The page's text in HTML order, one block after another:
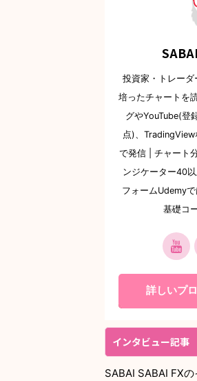
投資家・トレー
培ったチャートを
グやYouTube(登
点)、
で発信 | チャート
ンジケーター40
フォームUdemy
基礎コ
詳しいプ
インタビュー記事
SABAI SABAI FX